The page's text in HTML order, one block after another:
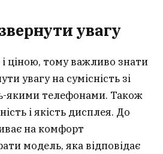
увагу
ціною, тому важливо знати
увагу на сумісність зі
якими телефонами. Також
і якість дисплея. До
на комфорт
модель, яка відповідає